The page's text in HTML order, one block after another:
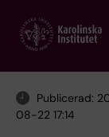
main
Publicerad:
08-22 17:14